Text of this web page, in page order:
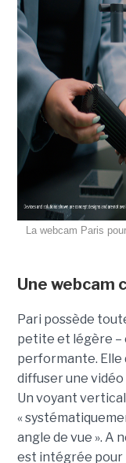
La webcam Paris
Une webcam
Pari possède
petite et légère –
performante. Elle
diffuser une vidéo
Un voyant
«
angle de vue ». A
est intégrée pour